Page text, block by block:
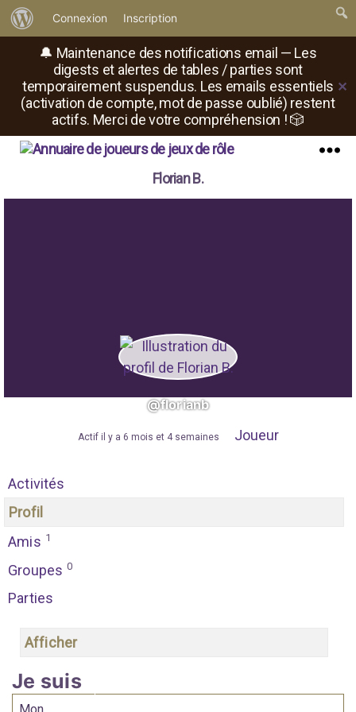
🔔 Maintenance des notifications email — Les
digests et alertes de tables / parties sont
temporairement suspendus. Les emails essentiels
(activation de compte, mot de passe oublié) restent
actifs. Merci de votre compréhension ! 🎲
✕
propos
de
WordPress
Connexion Inscription
où
Florian B.
@florianb
Actif il y a 6 mois et 4 semaines Joueur
Activités
Profil
Amis 1
Groupes 0
Parties
Afficher
Je suis